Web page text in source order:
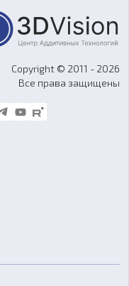
литья
Copyright © 2011 - 2026
Все права защищены